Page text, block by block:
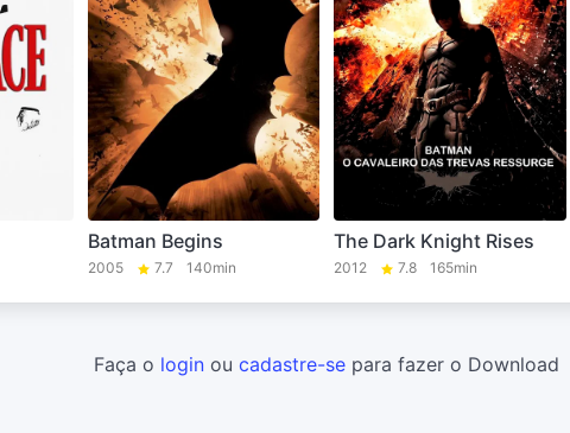
Batman Begins
2005 7.7 140min
The Dark Knight Rises
2012 7.8 165min
Faça o login ou cadastre-se para fazer o Download